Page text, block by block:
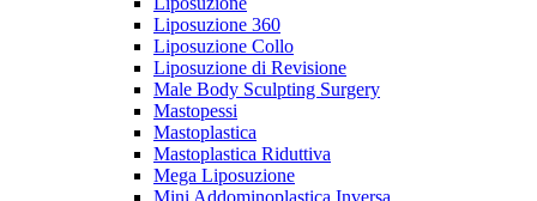
Liposuzione 360
Liposuzione Collo
Liposuzione di Revisione
Male Body Sculpting Surgery
Mastopessi
Mastoplastica
Mastoplastica Riduttiva
Mega Liposuzione
Mini Addominoplastica Inversa